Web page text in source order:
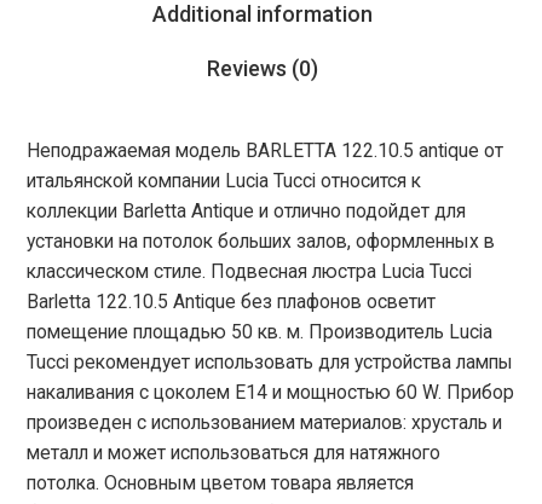
Additional information
Reviews (0)
Неподражаемая модель BARLETTA 122.10.5 antique от
итальянской компании Lucia Tucci относится к
коллекции Barletta Antique и отлично подойдет для
установки на потолок больших залов, оформленных в
классическом стиле. Подвесная люстра Lucia Tucci
Barletta 122.10.5 Antique без плафонов осветит
помещение площадью 50 кв. м. Производитель Lucia
Tucci рекомендует использовать для устройства лампы
накаливания с цоколем E14 и мощностью 60 W. Прибор
произведен с использованием материалов: хрусталь и
металл и может использоваться для натяжного
потолка. Основным цветом товара является